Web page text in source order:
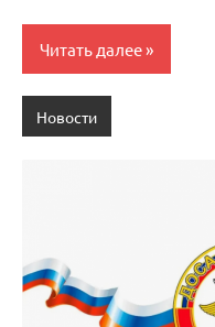
Читать далее
Новости